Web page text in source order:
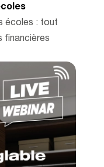
écoles : tout
financières